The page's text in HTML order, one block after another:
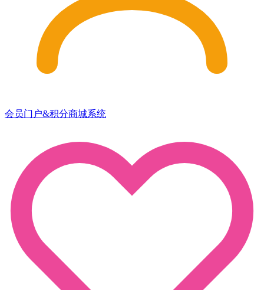
会员门户&积分商城系统